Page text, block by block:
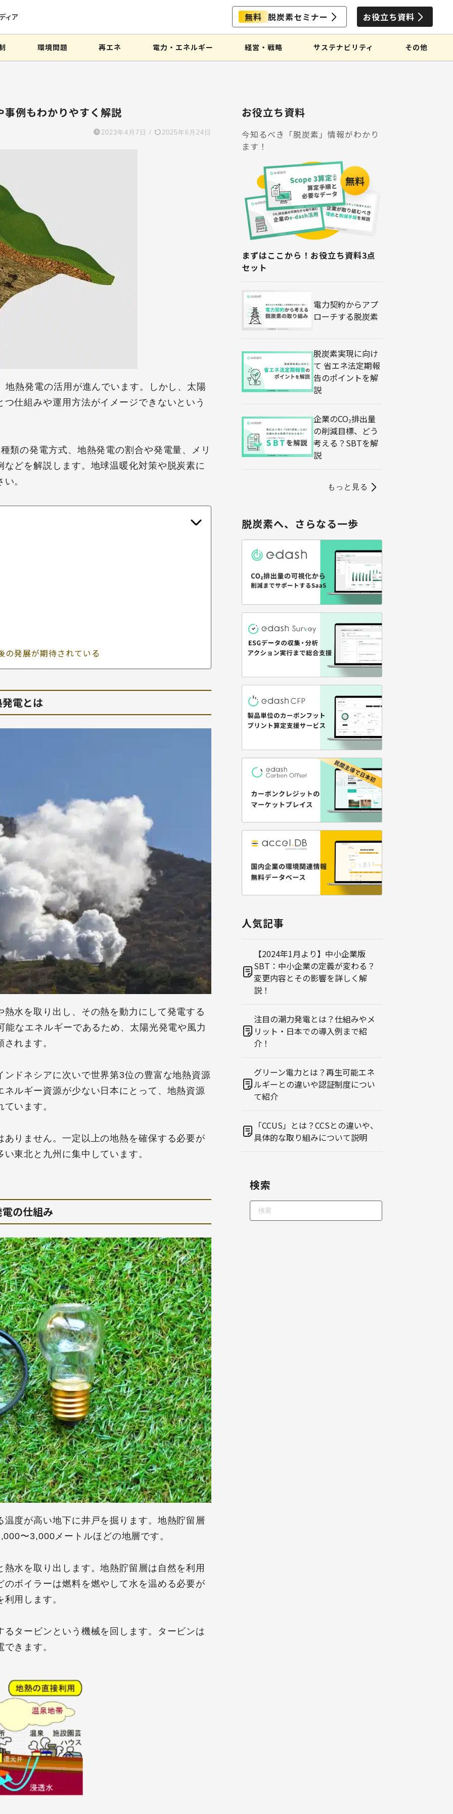
ィア 無料 脱炭素セミナー お役立ち資料
環境問題 再エネ 電力・エネルギー 経営・戦略 サステナビリティ その他
例もわかりやすく解説
2023年4月7日 / 2025年6月24日
熱発電の活用が進んでいます。しかし、太陽
仕組みや運用方法がイメージできないという
類の発電方式、地熱発電の割合や発電量、メリ
どを解説します。地球温暖化対策や脱炭素に
。
の発展が期待されている
電とは
水を取り出し、その熱を動力にして発電する
なエネルギーであるため、太陽光発電や風力
れます。
ドネシアに次いで世界第3位の豊富な地熱資源
ルギー資源が少ない日本にとって、地熱資源
います。
りません。一定以上の地熱を確保する必要が
東北と九州に集中しています。
の仕組み
度が高い地下に井戸を掘ります。地熱貯留層
〜3,000メートルほどの地層です。
水を取り出します。地熱貯留層は自然を利用
ボイラーは燃料を燃やして水を温める必要が
用します。
タービンという機械を回します。タービンは
きます。
お役立ち資料
今知るべき「脱炭素」情報がわかり
ます！
まずはここから！お役立ち資料3点
セット
電力契約からアプ
ローチする脱炭素
脱炭素実現に向け
て 省エネ法定期報
告のポイントを解
説
企業のCO₂排出量
の削減目標、どう
考える？SBTを解
説
もっと見る
脱炭素へ、さらなる一歩
人気記事
【2024年1月より】中小企業版
SBT：中小企業の定義が変わる？
変更内容とその影響を詳しく解
説！
注目の潮力発電とは？仕組みやメ
リット・日本での導入例まで紹
介！
グリーン電力とは？再生可能エネ
ルギーとの違いや認証制度につい
て紹介
「CCUS」とは？CCSとの違いや、
具体的な取り組みについて説明
検索